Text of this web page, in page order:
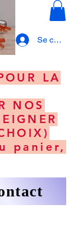
Se connecter
LA
NOS
panier,